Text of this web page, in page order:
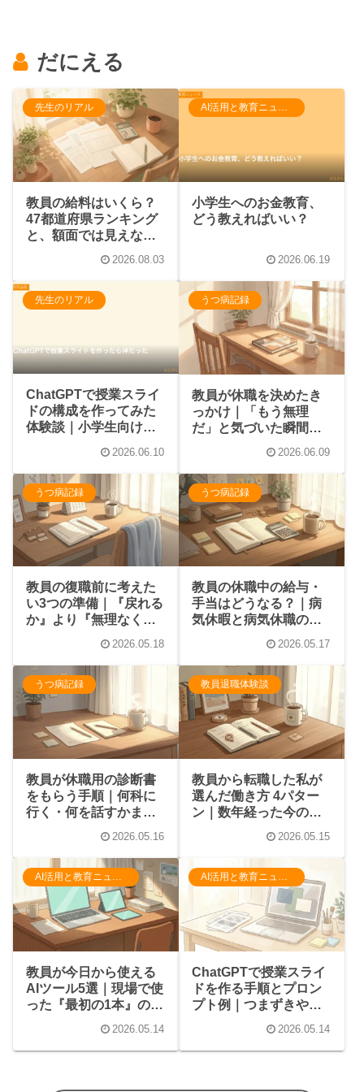
だにえる
先生のリアル
教員の給料はいくら？
47都道府県ランキング
と、額面では見えない
2026.08.03
AI活用と教育ニュース
小学生へのお金教育、
どう教えればいい？
2026.06.19
先生のリアル
ChatGPTで授業スライ
ドの構成を作ってみた
体験談｜小学生向けお
2026.06.10
うつ病記録
教員が休職を決めたき
っかけ｜「もう無理
だ」と気づいた瞬間の
2026.06.09
うつ病記録
教員の復職前に考えた
い3つの準備｜『戻れる
か』より『無理なく続
2026.05.18
うつ病記録
教員の休職中の給与・
手当はどうなる？｜病
気休暇と病気休職の違
2026.05.17
うつ病記録
教員が休職用の診断書
をもらう手順｜何科に
行く・何を話すかまで
2026.05.16
教員退職体験談
教員から転職した私が
選んだ働き方 4パター
ン｜数年経った今の現
2026.05.15
AI活用と教育ニュース
教員が今日から使える
AIツール5選｜現場で使
った『最初の1本』の選
2026.05.14
AI活用と教育ニュース
ChatGPTで授業スライ
ドを作る手順とプロン
プト例｜つまずきやす
2026.05.14